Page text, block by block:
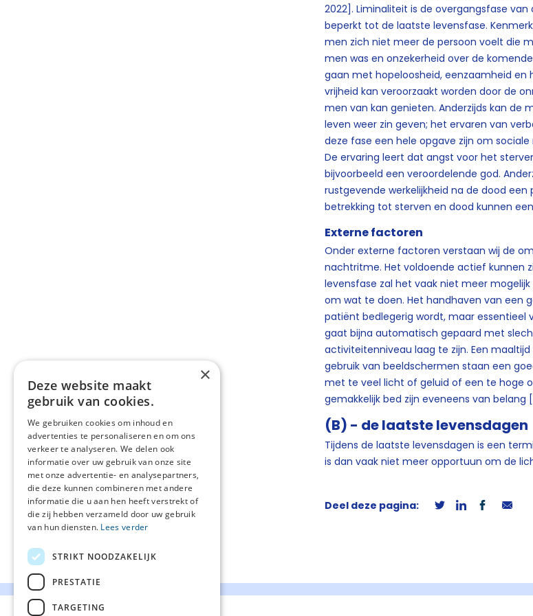
2022]. Liminaliteit is de overgangsfase
beperkt tot de laatste levensfase.
men zich niet meer de persoon voelt die
men was en onzekerheid over de
gaan met hopeloosheid, eenzaamheid en
vrijheid kan veroorzaakt worden door de
men van kan genieten. Anderzijds kan de
leven weer zin geven; het ervaren van
deze fase een hele opgave zijn om
De ervaring leert dat angst voor het
bijvoorbeeld een veroordelende god.
rustgevende werkelijkheid na de dood
betrekking tot sterven en dood kunnen
Externe factoren
Onder externe factoren verstaan wij de
nachtritme. Het voldoende actief kunnen
levensfase zal het vaak niet meer
om wat te doen. Het handhaven van een
patiënt bedlegerig wordt, maar essentieel
gaat bijna automatisch gepaard met
activiteitenniveau laag te zijn. Een
gebruik van beeldschermen staan een
met te veel licht of geluid of een te hoge
gemakkelijk bed zijn eveneens van belang
(B) - de laatste levensdagen
Tijdens de laatste levensdagen is een
is dan vaak niet meer opportuun om de
Deel deze pagina:
×
Deze website maakt
gebruik van cookies.
We gebruiken cookies om inhoud en
advertenties te personaliseren en om ons
verkeer te analyseren. We delen ook
informatie over uw gebruik van onze site
met onze advertentie- en analysepartners,
die deze kunnen combineren met andere
informatie die u aan hen heeft verstrekt of
die zij hebben verzameld door uw gebruik
van hun diensten. Lees verder
STRIKT NOODZAKELIJK
PRESTATIE
TARGETING